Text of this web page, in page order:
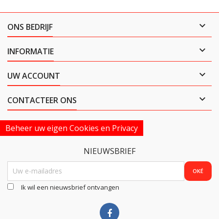
ONS BEDRIJF 
INFORMATIE 
UW ACCOUNT 
CONTACTEER ONS 
Beheer uw eigen Cookies en Privacy
NIEUWSBRIEF
Ik wil een nieuwsbrief ontvangen